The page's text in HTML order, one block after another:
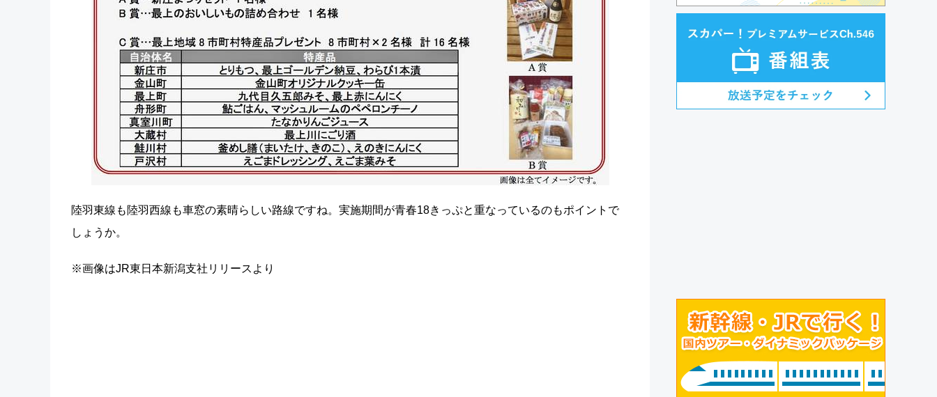
陸羽東線も陸羽西線も車窓の素晴らしい路線ですね。実施期間が青春18きっぷと重なっているのもポイントで
しょうか。
※画像はJR東日本新潟支社リリースより